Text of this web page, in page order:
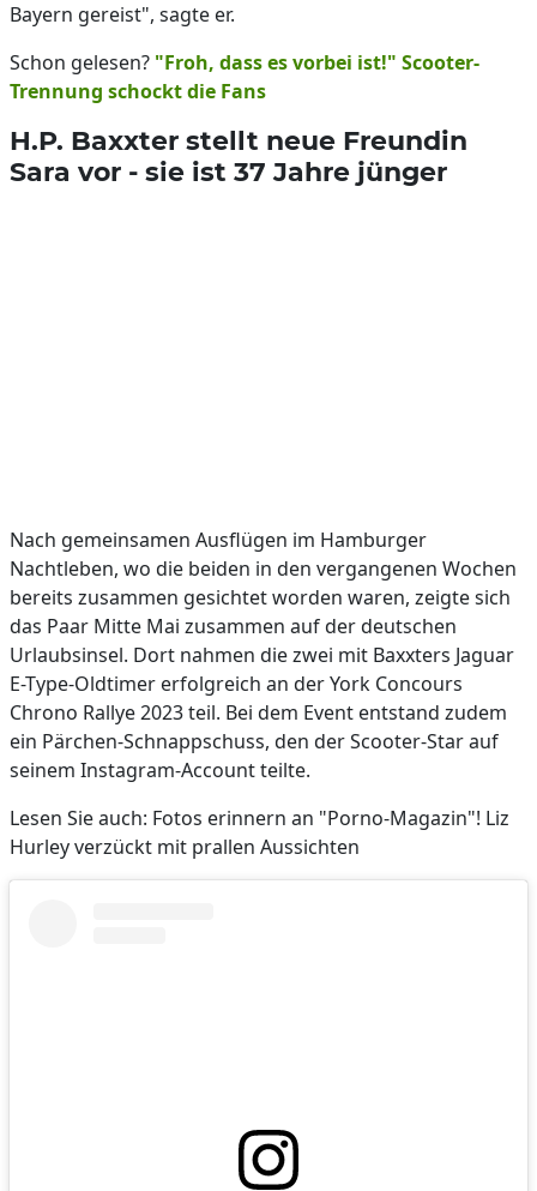
Bayern gereist", sagte er.
Schon gelesen? "Froh, dass es vorbei ist!" Scooter-
Trennung schockt die Fans
H.P. Baxxter stellt neue Freundin
Sara vor - sie ist 37 Jahre jünger
Nach gemeinsamen Ausflügen im Hamburger
Nachtleben, wo die beiden in den vergangenen Wochen
bereits zusammen gesichtet worden waren, zeigte sich
das Paar Mitte Mai zusammen auf der deutschen
Urlaubsinsel. Dort nahmen die zwei mit Baxxters Jaguar
E-Type-Oldtimer erfolgreich an der York Concours
Chrono Rallye 2023 teil. Bei dem Event entstand zudem
ein Pärchen-Schnappschuss, den der Scooter-Star auf
seinem Instagram-Account teilte.
Lesen Sie auch: Fotos erinnern an "Porno-Magazin"! Liz
Hurley verzückt mit prallen Aussichten